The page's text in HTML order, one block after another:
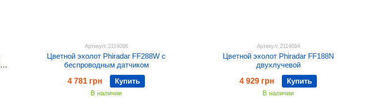
Артикул: 2114096
Цветной эхолот Phiradar FF288W c
беспроводным датчиком
4 781 грн
Купить
В наличии
Артикул: 2114094
Цветной эхолот Phiradar FF188N
двухлучевой
4 929 грн
Купить
В наличии